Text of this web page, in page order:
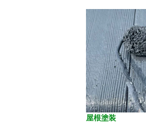
屋根塗装